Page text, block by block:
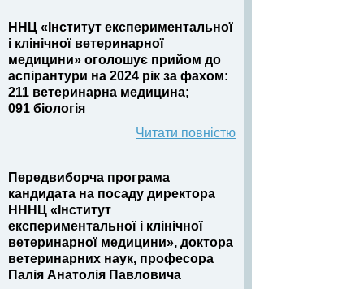
ННЦ «Інститут експериментальної
і клінічної ветеринарної
медицини» оголошує прийом до
аспірантури на 2024 рік за фахом:
211 ветеринарна медицина;
091 біологія
Читати повністю
Передвиборча програма
кандидата на посаду директора
НННЦ «Інститут
експериментальної і клінічної
ветеринарної медицини», доктора
ветеринарних наук, професора
Палія Анатолія Павловича